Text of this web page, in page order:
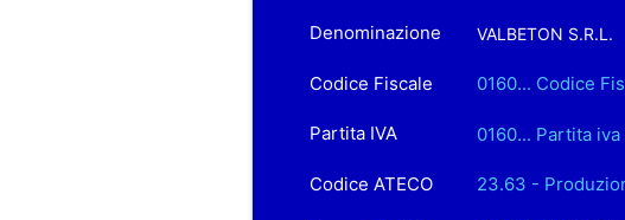
Denominazione VALBETON S.R.L.
Codice Fiscale 0160... Codice
Partita IVA 0160... Partita iva
Codice ATECO 23.63 -